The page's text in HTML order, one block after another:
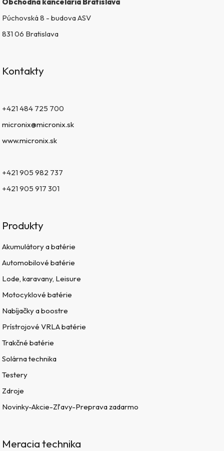
Púchovská 8 - budova ASV
831 06 Bratislava
Kontakty
+421 484 725 700
micronix@micronix.sk
www.micronix.sk
+421 905 982 737
+421 905 917 301
Produkty
Akumulátory a batérie
Automobilové batérie
Lode, karavany, Leisure
Motocyklové batérie
Nabíjačky a boostre
Prístrojové VRLA batérie
Trakčné batérie
Solárna technika
Testery
Zdroje
Novinky-Akcie-Zľavy-Preprava zadarmo
Meracia technika